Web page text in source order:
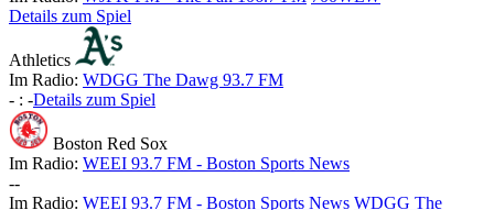
Details zum Spiel
Athletics
Im Radio: WDGG The Dawg 93.7 FM
- : -Details zum Spiel
Boston Red Sox
Im Radio: WEEI 93.7 FM - Boston Sports News
--
Im Radio: WEEI 93.7 FM - Boston Sports News WDGG The